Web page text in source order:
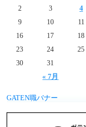
« 7月
2
3 4
9
10 11
16
17 18
23
24 25
30
31
GATEN職バナー